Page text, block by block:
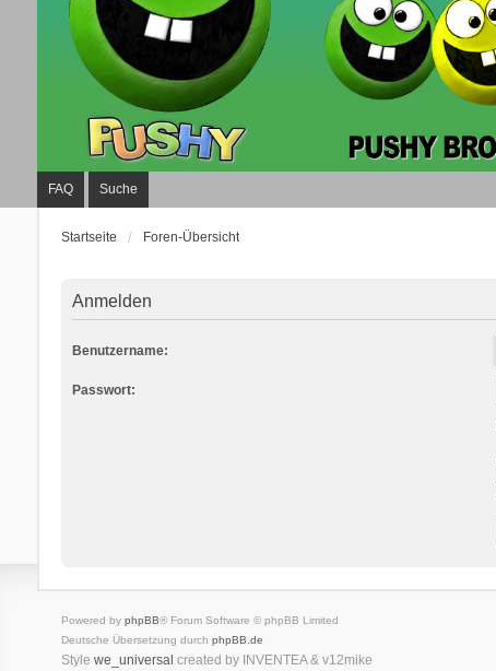
FAQ Suche
Startseite Foren-Übersicht
Anmelden
Benutzername:
Passwort:
Powered by phpBB® Forum Software © phpBB Limited
Deutsche Übersetzung durch phpBB.de
Style we_universal created by INVENTEA & v12mike